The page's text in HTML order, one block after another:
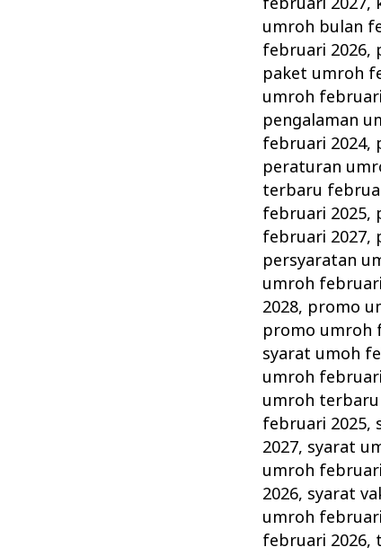
februari 2027,
umroh bulan
februari 2026,
paket umroh
umroh
pengalaman
februari 2024,
peraturan
terbaru
februari 2025,
februari 2027,
persyaratan
umroh
2028, promo
promo umroh
syarat umoh
umroh
umroh
februari 2025,
2027, syarat
umroh
2026, syarat
umroh
februari 2026,